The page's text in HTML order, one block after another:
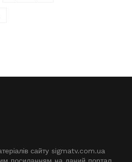
сайту sigmatv.com.ua